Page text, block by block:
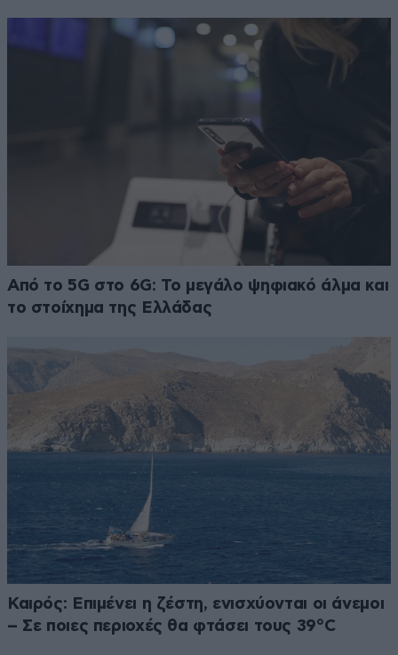
Από το 5G στο 6G: Το μεγάλο ψηφιακό άλμα και
το στοίχημα της Ελλάδας
Καιρός: Επιμένει η ζέστη, ενισχύονται οι άνεμοι
– Σε ποιες περιοχές θα φτάσει τους 39°C